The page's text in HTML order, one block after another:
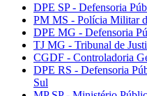
DPE SP - Defensoria
PM MS - Polícia Militar
DPE MG - Defensoria
TJ MG - Tribunal de
CGDF - Controladoria
DPE RS - Defensoria
Sul